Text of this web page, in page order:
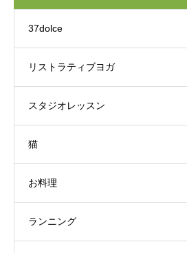
37dolce
リストラティブヨガ
スタジオレッスン
猫
お料理
ランニング